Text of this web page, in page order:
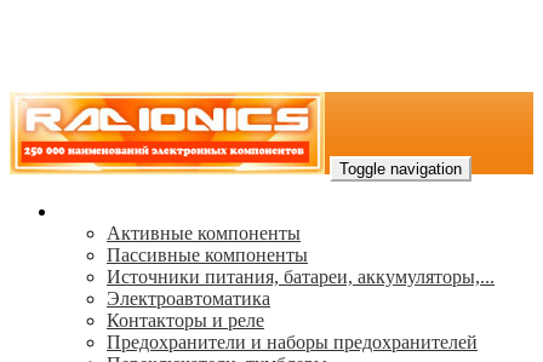
Toggle navigation
Активные компоненты
Пассивные компоненты
Источники питания, батареи, аккумуляторы,...
Электроавтоматика
Контакторы и реле
Предохранители и наборы предохранителей